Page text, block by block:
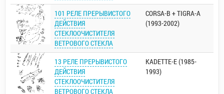
101 РЕЛЕ ПРЕРЫВИСТОГО
ДЕЙСТВИЯ
СТЕКЛООЧИСТИТЕЛЯ
ВЕТРОВОГО СТЕКЛА
CORSA-B + TIGRA-A
(1993-2002)
13 РЕЛЕ ПРЕРЫВИСТОГО
ДЕЙСТВИЯ
СТЕКЛООЧИСТИТЕЛЯ
ВЕТРОВОГО СТЕКЛА
KADETTE-E (1985-
1993)